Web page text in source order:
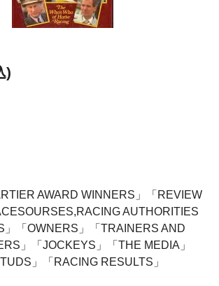
)
AWARD WINNERS」「REVIEW
AUTHORITIES
」「OWNERS」「TRAINERS AND
」「JOCKEYS」「THE MEDIA」
」「RACING RESULTS」